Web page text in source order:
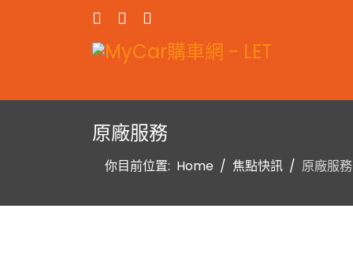
原廠服務
你目前位置: Home 焦點快訊 原廠服務